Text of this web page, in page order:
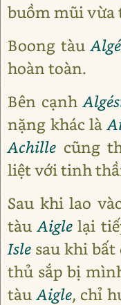
buồm mũi vừa
Boong tàu
hoàn toàn.
Bên cạnh
nặng khác là
Achille cũng
liệt với tinh
Sau khi lao
tàuAiglelại
Isle sau khi
thủ sắp bị
tàuAigle, chỉ